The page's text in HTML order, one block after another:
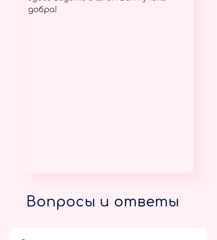
добра!
Вопросы и ответы